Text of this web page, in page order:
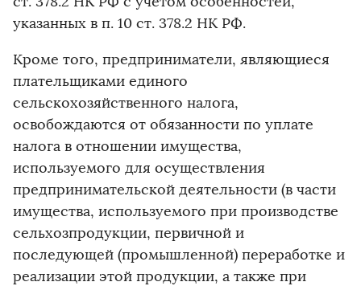
указанных в п. 10 ст. 378.2 НК РФ.
Кроме того, предприниматели, являющиеся
плательщиками единого
сельскохозяйственного налога,
освобождаются от обязанности по уплате
налога в отношении имущества,
используемого для осуществления
предпринимательской деятельности (в части
имущества, используемого при производстве
сельхозпродукции, первичной и
последующей (промышленной) переработке и
реализации этой продукции, а также при